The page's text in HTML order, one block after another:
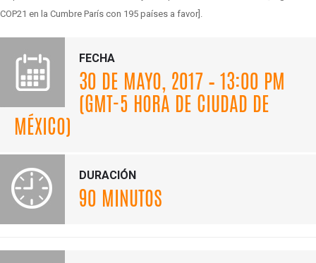
COP21 en la Cumbre París con 195 países a favor].
FECHA
30 DE MAYO, 2017 – 13:00 PM
(GMT-5 HORA DE CIUDAD DE
MÉXICO)
DURACIÓN
90 MINUTOS